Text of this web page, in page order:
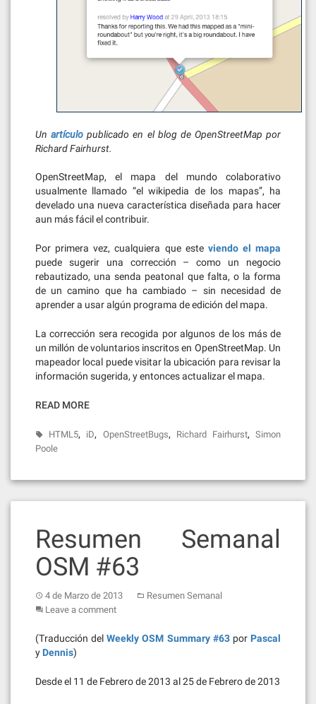
Unartículo publicado en el blog de OpenStreetMap por
Richard Fairhurst.
OpenStreetMap, el mapa del mundo colaborativo
usualmente llamado “el wikipedia de los mapas”, ha
develado una nueva característica diseñada para hacer
aun más fácil el contribuir.
Por primera vez, cualquiera que este viendo el mapa
puede sugerir una corrección – como un negocio
rebautizado, una senda peatonal que falta, o la forma
de un camino que ha cambiado – sin necesidad de
aprender a usar algún programa de edición del mapa.
La corrección sera recogida por algunos de los más de
un millón de voluntarios inscritos en OpenStreetMap. Un
mapeador local puede visitar la ubicación para revisar la
información sugerida, y entonces actualizar el mapa.
READ MORE
HTML5, iD, OpenStreetBugs, Richard Fairhurst,Simon
Poole
Resumen Semanal
OSM #63
4 de Marzo de 2013
Resumen Semanal
Leave a comment
(Traducción delWeekly OSM Summary #63por Pascal
y Dennis)
Desde el 11 de Febrero de 2013 al 25 de Febrero de 2013